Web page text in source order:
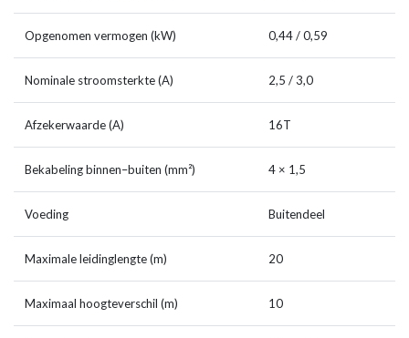
Opgenomen vermogen (kW) 0,44 / 0,59
Nominale stroomsterkte (A) 2,5 / 3,0
Afzekerwaarde (A) 16T
Bekabeling binnen–buiten (mm²) 4 × 1,5
Voeding Buitendeel
Maximale leidinglengte (m) 20
Maximaal hoogteverschil (m) 10